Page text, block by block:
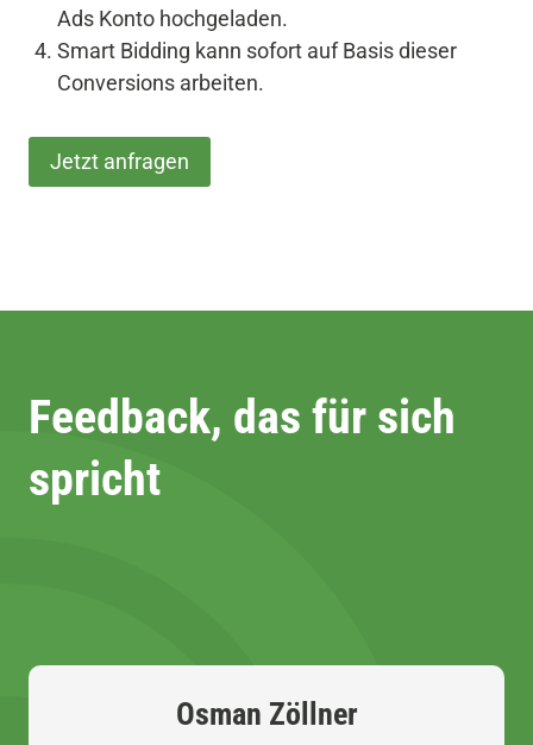
Ads Konto hochgeladen.
Smart Bidding kann sofort auf Basis dieser
Conversions arbeiten.
Jetzt anfragen
Feedback, das für sich
spricht
Osman Zöllner